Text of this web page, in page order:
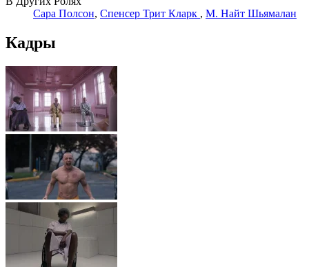
Сара Полсон, Спенсер Трит Кларк , М. Найт Шьямалан
Кадры